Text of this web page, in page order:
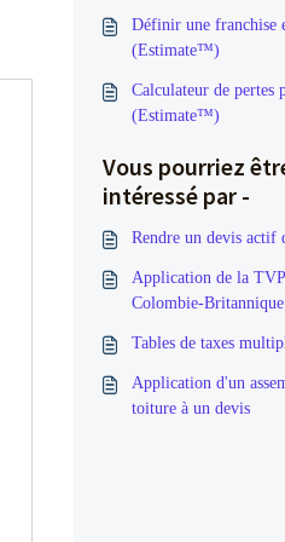
Définir une franchise
(Estimate™)
Calculateur de pertes
(Estimate™)
Vous pourriez
intéressé par -
Rendre un devis actif
Application de la
Colombie-
Tables de taxes
Application d'un
toiture à un devis